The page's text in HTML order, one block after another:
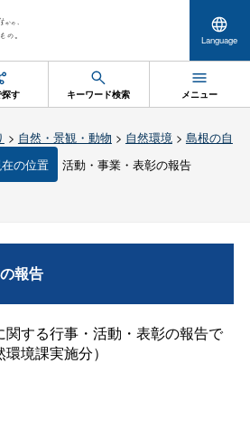
Language
す キーワード検索 メニュー
> 自然・景観・動物 > 自然環境> 島根の自
の位置
活動・事業・表彰の報告
報告
関する行事・活動・表彰の報告で
境課実施分）